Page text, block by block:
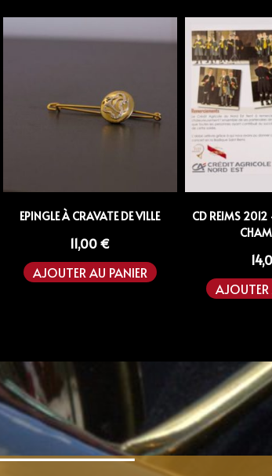
EPINGLE À CRAVATE DE VILLE
11,00€
AJOUTER AU PANIER
CD REIMS
AJOUTER